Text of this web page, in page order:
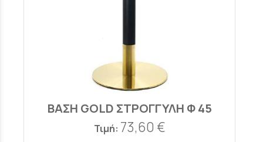
ΒΑΣΗ GOLD ΣΤΡΟΓΓΥΛΗ Φ 45
Τιμή: 73,60 €